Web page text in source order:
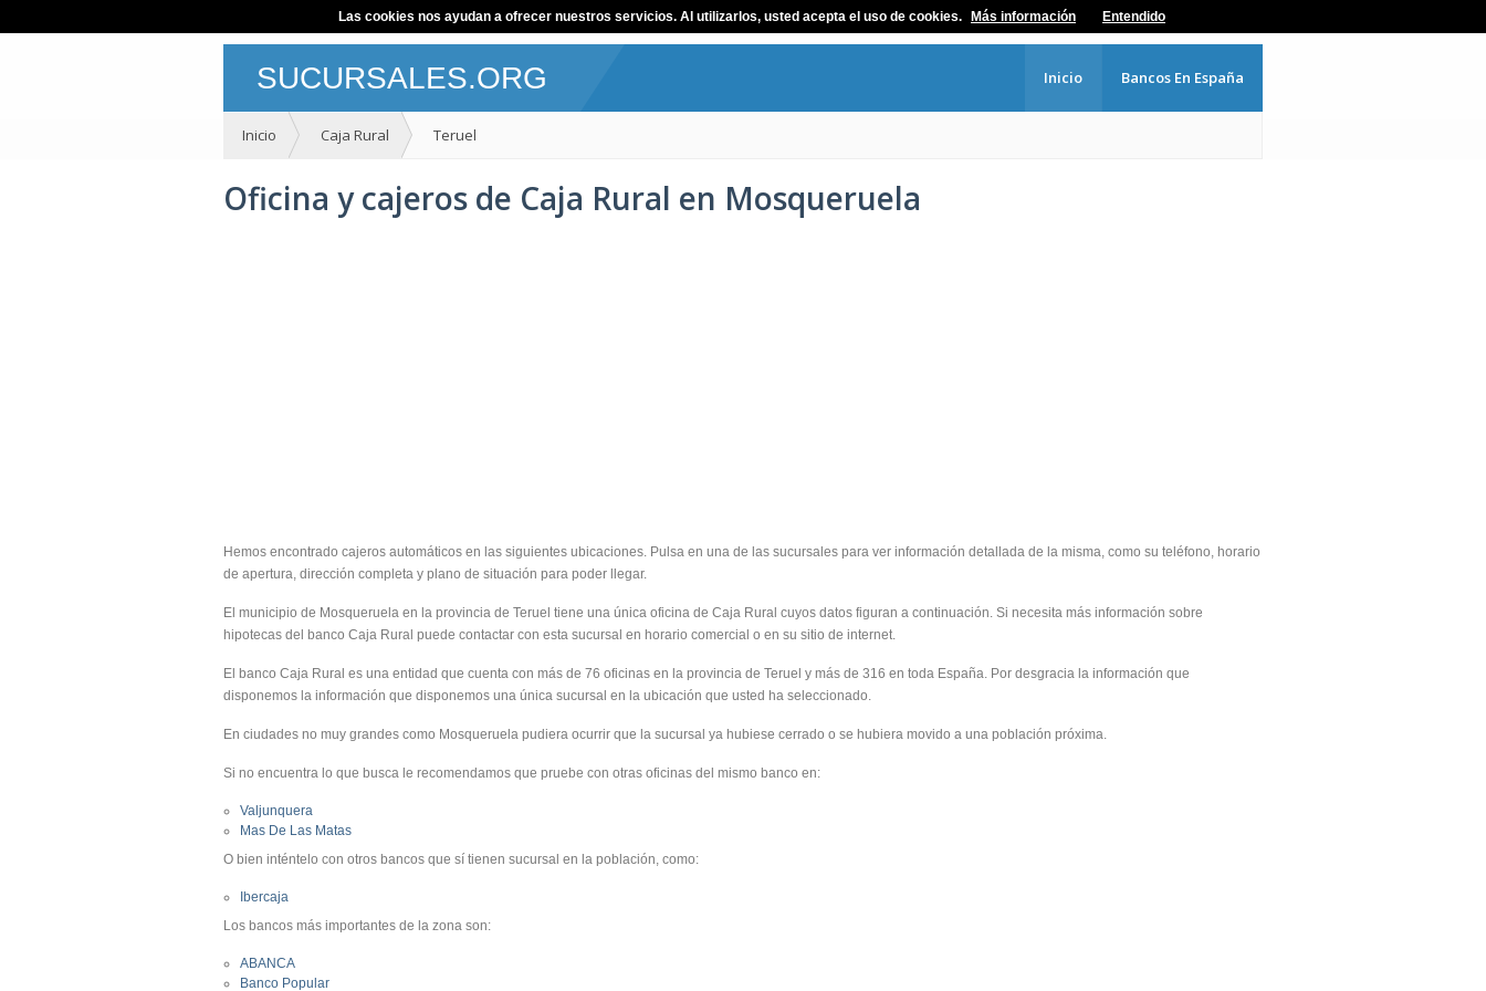
SUCURSALES.ORG Inicio Bancos En España
Inicio Caja Rural Teruel
Oficina y cajeros de Caja Rural en Mosqueruela
Hemos encontrado cajeros automáticos en las siguientes ubicaciones. Pulsa en una de las sucursales para ver información detallada de la misma, como su teléfono, horario
de apertura, dirección completa y plano de situación para poder llegar.
El municipio de Mosqueruela en la provincia de Teruel tiene una única oficina de Caja Rural cuyos datos figuran a continuación. Si necesita más información sobre
hipotecas del banco Caja Rural puede contactar con esta sucursal en horario comercial o en su sitio de internet.
El banco Caja Rural es una entidad que cuenta con más de 76 oficinas en la provincia de Teruel y más de 316 en toda España. Por desgracia la información que
disponemos la información que disponemos una única sucursal en la ubicación que usted ha seleccionado.
En ciudades no muy grandes como Mosqueruela pudiera ocurrir que la sucursal ya hubiese cerrado o se hubiera movido a una población próxima.
Si no encuentra lo que busca le recomendamos que pruebe con otras oficinas del mismo banco en:
Valjunquera
Mas De Las Matas
O bien inténtelo con otros bancos que sí tienen sucursal en la población, como:
Ibercaja
Los bancos más importantes de la zona son:
ABANCA
Banco Popular
Las cookies nos ayudan a ofrecer nuestros servicios. Al utilizarlos, usted acepta el uso de cookies. Más información Entendido